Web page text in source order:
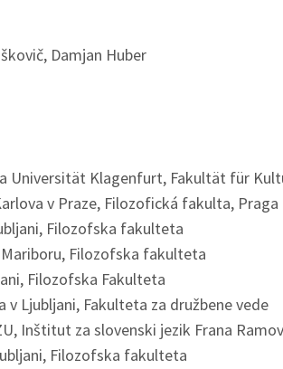
Damjan Huber
Universität Klagenfurt, Fakultät für
v Praze, Filozofická fakulta, Praga
Filozofska fakulteta
Filozofska fakulteta
Filozofska Fakulteta
v Ljubljani, Fakulteta za družbene vede
Inštitut za slovenski jezik Frana
Filozofska fakulteta